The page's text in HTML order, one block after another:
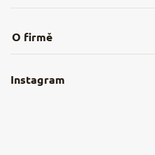
Obchodní podmínky
Nejčastější dotazy
Instagram
O firmě